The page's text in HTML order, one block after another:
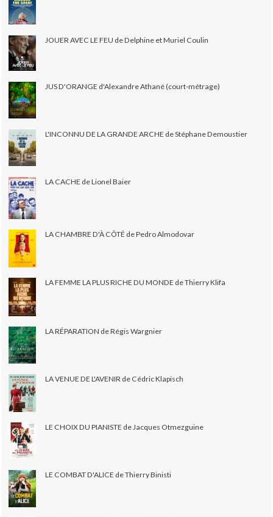
JOUER AVEC LE FEU de Delphine et Muriel Coulin
JUS D'ORANGE d'Alexandre Athané (court-métrage)
L'INCONNU DE LA GRANDE ARCHE de Stéphane Demoustier
LA CACHE de Lionel Baier
LA CHAMBRE D'À CÔTÉ de Pedro Almodovar
LA FEMME LA PLUS RICHE DU MONDE de Thierry Klifa
LA RÉPARATION de Régis Wargnier
LA VENUE DE L'AVENIR de Cédric Klapisch
LE CHOIX DU PIANISTE de Jacques Otmezguine
LE COMBAT D'ALICE de Thierry Binisti